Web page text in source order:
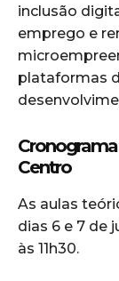
inclusão
emprego e
plataformas
Centro
As aulas
dias 6 e 7 de
às 11h30.